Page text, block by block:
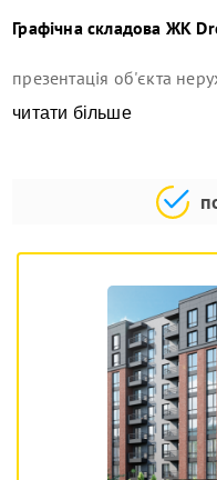
Графічна складова ЖК
презентація об'єкта
читати більше